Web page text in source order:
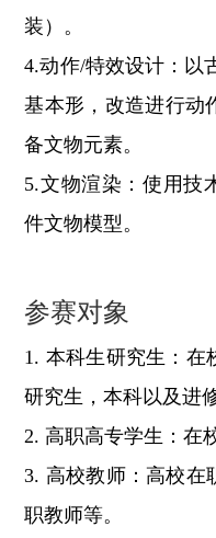
装）。
4.动作/特效设计：以
基本形，改造进行动
备文物元素。
5.文物渲染：使用技
件文物模型。
参赛对象
1. 本科生研究生：在
研究生，本科以及进
2. 高职高专学生：在
3. 高校教师：高校在
职教师等。